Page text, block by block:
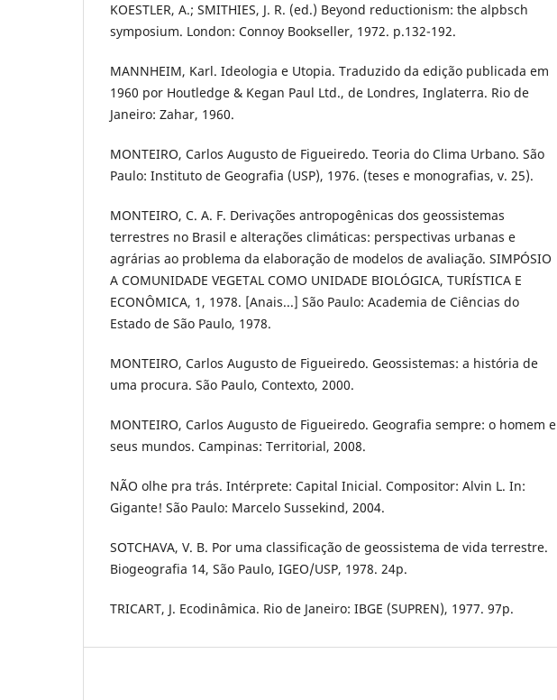
KOESTLER, A.; SMITHIES, J. R. (ed.) Beyond reductionism: the alpbsch
symposium. London: Connoy Bookseller, 1972. p.132-192.
MANNHEIM, Karl. Ideologia e Utopia. Traduzido da edição publicada em
1960 por Houtledge & Kegan Paul Ltd., de Londres, Inglaterra. Rio de
Janeiro: Zahar, 1960.
MONTEIRO, Carlos Augusto de Figueiredo. Teoria do Clima Urbano. São
Paulo: Instituto de Geografia (USP), 1976. (teses e monografias, v. 25).
MONTEIRO, C. A. F. Derivações antropogênicas dos geossistemas
terrestres no Brasil e alterações climáticas: perspectivas urbanas e
agrárias ao problema da elaboração de modelos de avaliação. SIMPÓSIO
A COMUNIDADE VEGETAL COMO UNIDADE BIOLÓGICA, TURÍSTICA E
ECONÔMICA, 1, 1978. [Anais...] São Paulo: Academia de Ciências do
Estado de São Paulo, 1978.
MONTEIRO, Carlos Augusto de Figueiredo. Geossistemas: a história de
uma procura. São Paulo, Contexto, 2000.
MONTEIRO, Carlos Augusto de Figueiredo. Geografia sempre: o homem e
seus mundos. Campinas: Territorial, 2008.
NÃO olhe pra trás. Intérprete: Capital Inicial. Compositor: Alvin L. In:
Gigante! São Paulo: Marcelo Sussekind, 2004.
SOTCHAVA, V. B. Por uma classificação de geossistema de vida terrestre.
Biogeografia 14, São Paulo, IGEO/USP, 1978. 24p.
TRICART, J. Ecodinâmica. Rio de Janeiro: IBGE (SUPREN), 1977. 97p.